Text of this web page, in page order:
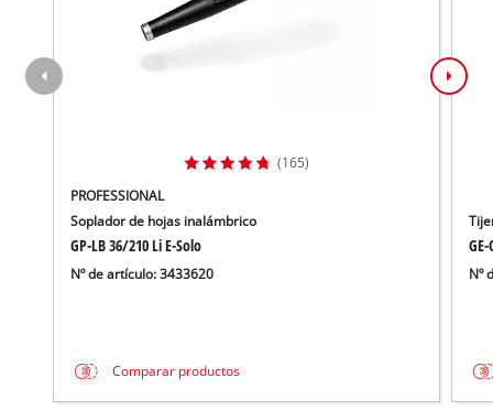
(165)
PROFESSIONAL
Soplador de hojas inalámbrico
GP-LB 36/210 Li E-Solo
Nº de artículo: 3433620
Comparar productos
Nº